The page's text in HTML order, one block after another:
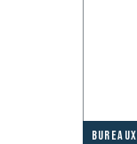
Bureaux